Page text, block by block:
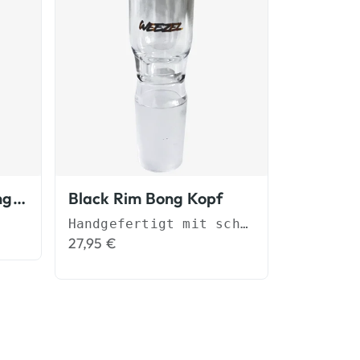
Bongkopf Just Tagging Bong Zubehör Black Rim Bong Kopf
Handgefertigt mit schwarzem Glasrand
27,95 €